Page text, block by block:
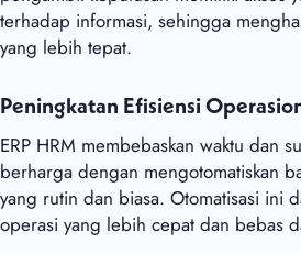
terhadap informasi, sehingga
yang lebih tepat.
Peningkatan Efisiensi
ERP HRM membebaskan waktu dan
berharga dengan mengotomatiskan
yang rutin dan biasa. Otomatisasi ini
operasi yang lebih cepat dan bebas